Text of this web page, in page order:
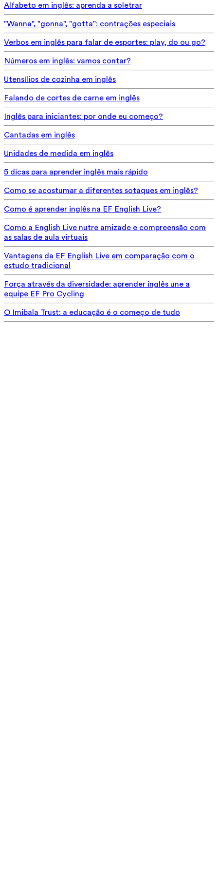
Alfabeto em inglês: aprenda a soletrar
"Wanna", "gonna", "gotta": contrações especiais
Verbos em inglês para falar de esportes: play, do ou go?
Números em inglês: vamos contar?
Utensílios de cozinha em inglês
Falando de cortes de carne em inglês
Inglês para iniciantes: por onde eu começo?
Cantadas em inglês
Unidades de medida em inglês
5 dicas para aprender inglês mais rápido
Como se acostumar a diferentes sotaques em inglês?
Como é aprender inglês na EF English Live?
Como a English Live nutre amizade e compreensão com
as salas de aula virtuais
Vantagens da EF English Live em comparação com o
estudo tradicional
Força através da diversidade: aprender inglês une a
equipe EF Pro Cycling
O Imibala Trust: a educação é o começo de tudo